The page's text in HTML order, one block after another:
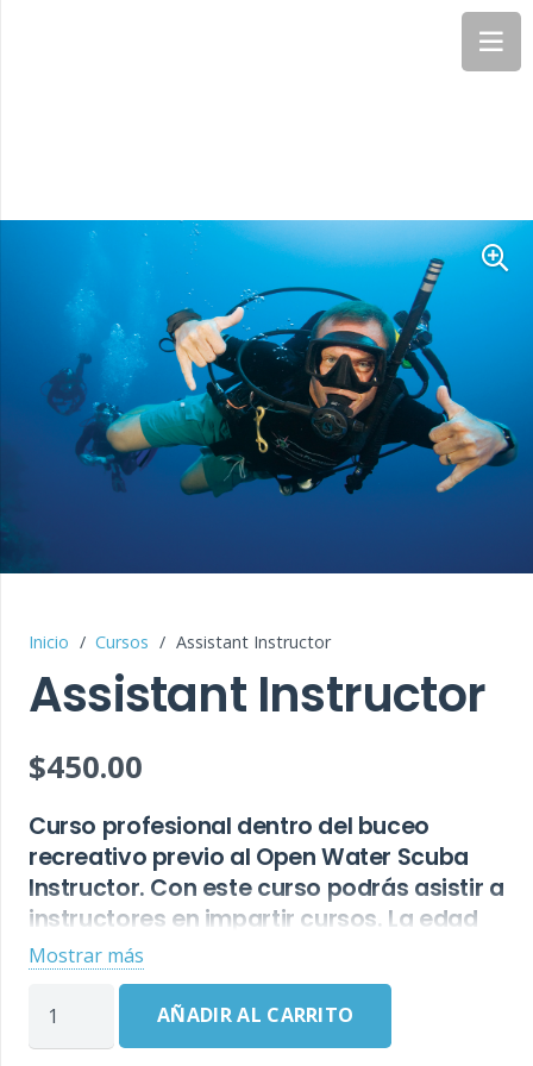
Inicio / Cursos / Assistant Instructor
Assistant Instructor
$450.00
Curso profesional dentro del buceo
recreativo previo al Open Water Scuba
Instructor. Con este curso podrás asistir a
instructores en impartir cursos. La edad
mínima para hacer este curso es de 18
años. Es necesario tener 60 inmersiones
registradas, haber sido buceador
certificado durante mínimo 6 meses y
Mostrar más
Instructor
AÑADIR AL CARRITO